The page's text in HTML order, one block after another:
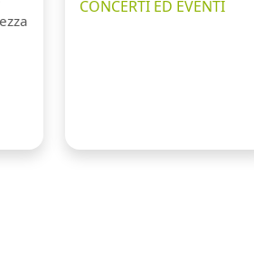
CONCERTI ED EVENTI